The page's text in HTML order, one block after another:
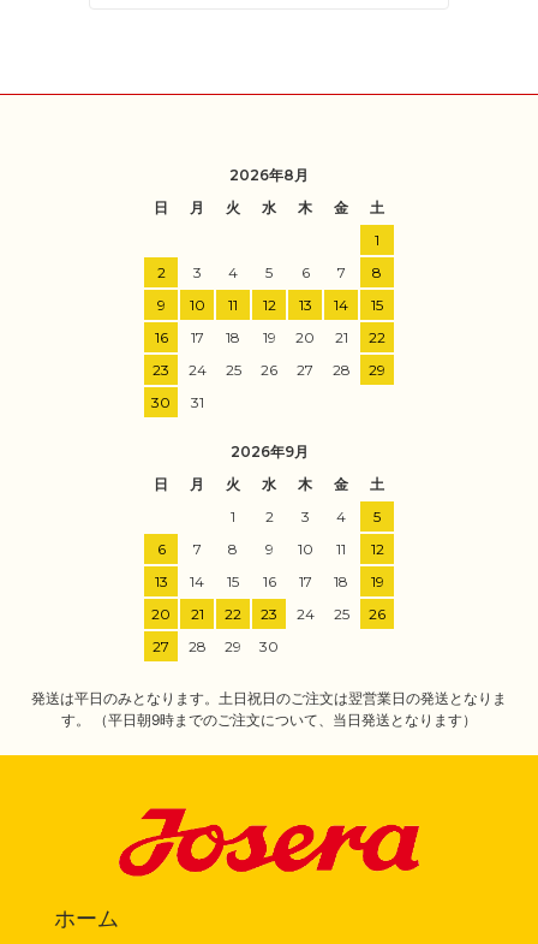
2026年8月
日
月 火 水 木 金
土
1
2
3 4 5 6 7
8
9
10 11 12 13 14
15
16
17 18 19 20 21
22
23
24 25 26 27 28
29
30
31
2026年9月
日
月 火 水 木 金
土
1
2 3 4
5
6
7 8 9 10 11
12
13
14 15 16 17 18
19
20
21 22 23 24 25
26
27
28 29 30
発送は平日のみとなります。土日祝日のご注文は翌営業日の発送となりま
す。 （平日朝9時までのご注文について、当日発送となります）
ホーム